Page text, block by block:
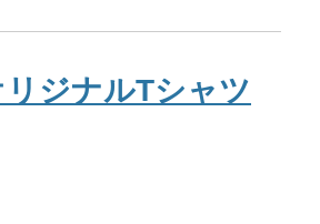
ジナルTシャツ